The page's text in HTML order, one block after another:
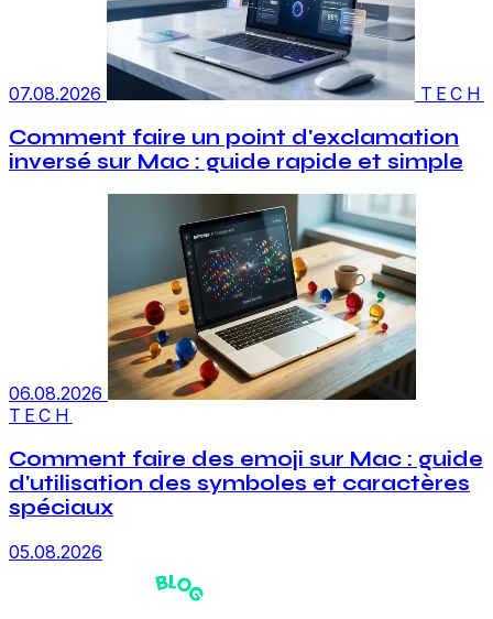
07.08.2026 TECH
Comment faire un point d'exclamation
inversé sur Mac : guide rapide et simple
06.08.2026
TECH
Comment faire des emoji sur Mac : guide
d'utilisation des symboles et caractères
spéciaux
05.08.2026